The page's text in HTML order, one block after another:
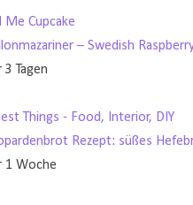
Me Cupcake
– Swedish
3 Tagen
Things - Food, Interior, DIY
Rezept: süßes
1 Woche